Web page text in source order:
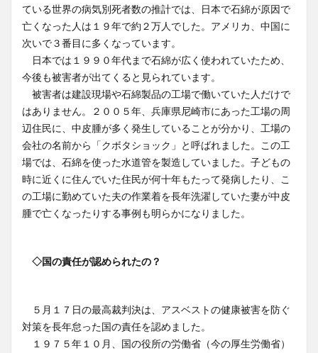
ている世界の病気別死者数の推計では、日本で石綿が原因で
亡くなった人は１９年で約２万人でした。アメリカ、中国に
次いで３番目に多くなっています。
日本では１９９０年代まで石綿が広く使われていたため、
今後も被害者が出てくると見られています。
被害者は建設現場や石綿製品の工場で働いていた人だけで
はありません。２００５年、兵庫県尼崎市にあった工場の周
辺住民に、中皮腫が多く発生していることが分かり、工場の
会社の名前から「クボタショック」と呼ばれました。この工
場では、石綿を使った水道管を製造していました。子どもの
時に近くに住んでいた住民が何十年もたって発病したり、こ
の工場に勤めていた夫の作業着を長年洗濯していた妻が中皮
腫で亡くなったりする事例も明らかになりました。
◇国の責任が認められたの？
５月１７日の最高裁判決は、アスベストの健康被害を防ぐ
対策を長年怠った国の責任を認めました。
１９７５年１０月、国の役所の労働省（今の厚生労働省）